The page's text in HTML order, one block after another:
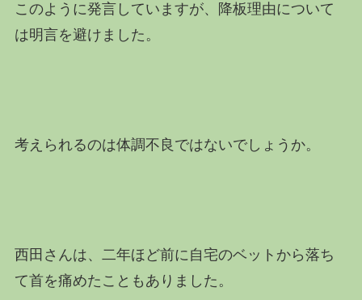
このように発言していますが、降板理由について
は明言を避けました。
考えられるのは体調不良ではないでしょうか。
西田さんは、二年ほど前に自宅のベットから落ち
て首を痛めたこともありました。